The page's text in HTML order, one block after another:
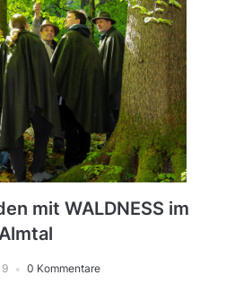
mit WALDNESS im
0 Kommentare